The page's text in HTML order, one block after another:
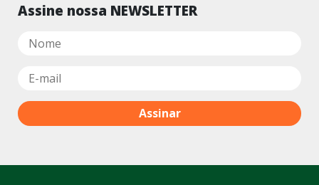
Assine nossa NEWSLETTER